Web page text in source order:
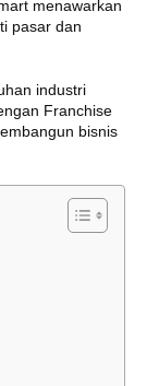
menawarkan
pasar dan
industri
Franchise
bisnis